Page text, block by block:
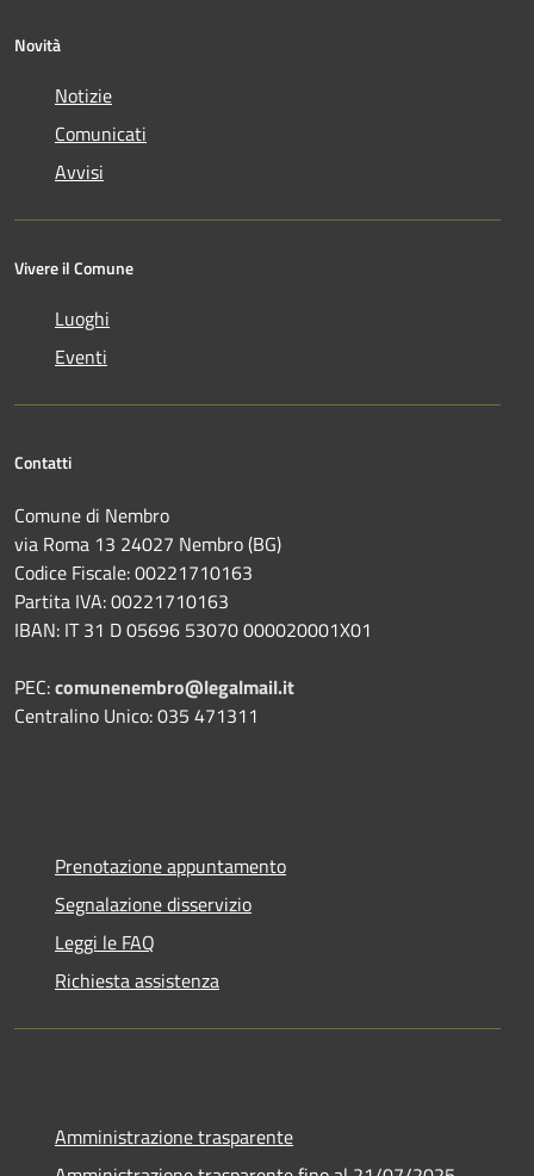
Novità
Notizie
Comunicati
Avvisi
Vivere il Comune
Luoghi
Eventi
Contatti
Comune di Nembro
via Roma 13 24027 Nembro (BG)
Codice Fiscale: 00221710163
Partita IVA: 00221710163
IBAN: IT 31 D 05696 53070 000020001X01
PEC:comunenembro@legalmail.it
Centralino Unico: 035 471311
Prenotazione appuntamento
Segnalazione disservizio
Leggi le FAQ
Richiesta assistenza
Amministrazione trasparente